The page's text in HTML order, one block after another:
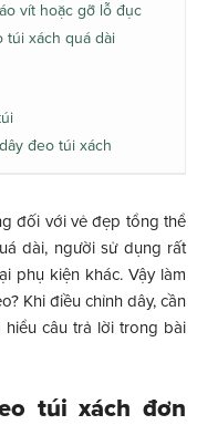
vít hoặc gỡ lỗ đục
túi xách quá dài
đeo túi xách
đối với vẻ đẹp tổng thể
dài, người sử dụng rất
phụ kiện khác. Vậy làm
Khi điều chỉnh dây, cần
câu trả lời trong bài
túi xách đơn